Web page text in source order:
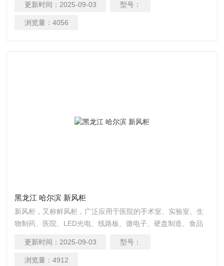
筑的通风系统中，同时还可应用到房屋建筑的消防加压送风，
净化空调的增压补风等场合。
更新时间： 2025-09-03 型号：
浏览量： 4056
黑龙江 哈尔滨 新风柜
新风柜，又称鲜风柜，广泛应用于医院的手术室、实验室、生
物制药、医院、LED光电、线路板、微电子、硬盘制造、食品
时还可应用到房屋建筑的消防加压送风，净化空调的增压补风
等场合。
更新时间： 2025-09-03 型号：
浏览量： 4912